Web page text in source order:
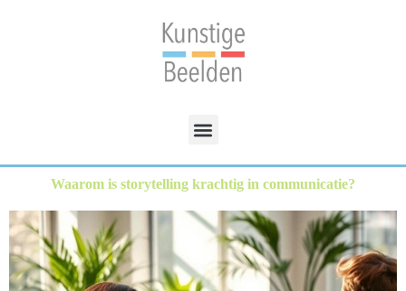
Waarom is storytelling krachtig in communicatie?